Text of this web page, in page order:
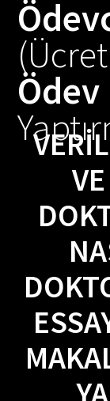
Ödev